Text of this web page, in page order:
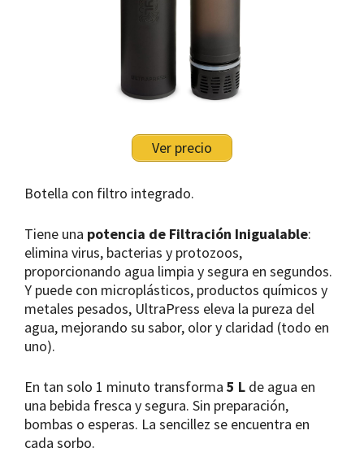
Ver precio
Botella con filtro integrado.
Tiene una potencia de Filtración Inigualable:
elimina virus, bacterias y protozoos,
proporcionando agua limpia y segura en segundos.
Y puede con microplásticos, productos químicos y
metales pesados, UltraPress eleva la pureza del
agua, mejorando su sabor, olor y claridad (todo en
uno).
En tan solo 1 minuto transforma 5 L de agua en
una bebida fresca y segura. Sin preparación,
bombas o esperas. La sencillez se encuentra en
cada sorbo.